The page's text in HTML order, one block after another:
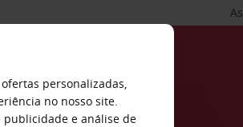
personalizadas,
no nosso site.
publicidade e análise de